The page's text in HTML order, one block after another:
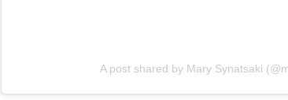
A post shared by Mary Synatsaki